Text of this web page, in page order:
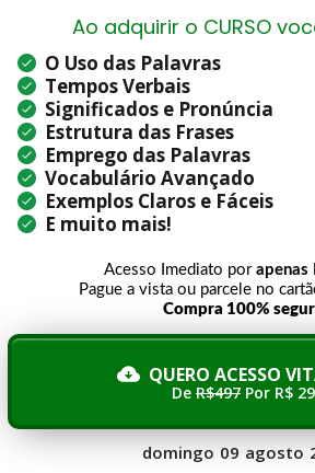
Ao adquirir o CURSO
O Uso das Palavras
Tempos Verbais
Significados e Pronúncia
Estrutura das Frases
Emprego das Palavras
Vocabulário Avançado
Exemplos Claros e Fáceis
E muito mais!
Acesso Imediato por apenas
Pague a vista ou parcele no
Compra 100%
QUERO ACESSO
De R$497 Por R$
domingo agosto
09